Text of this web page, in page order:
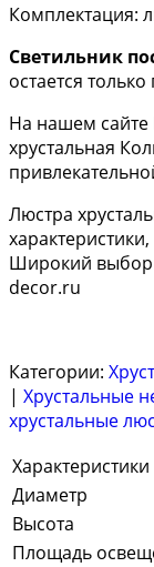
Комплектация:
Светильник
остается
На нашем сайте
хрустальная
Люстра
Широкий выбор
decor.ru
Категории:
| Хрустальные
хрустальные
Характеристики
Диаметр
Высота
Площадь